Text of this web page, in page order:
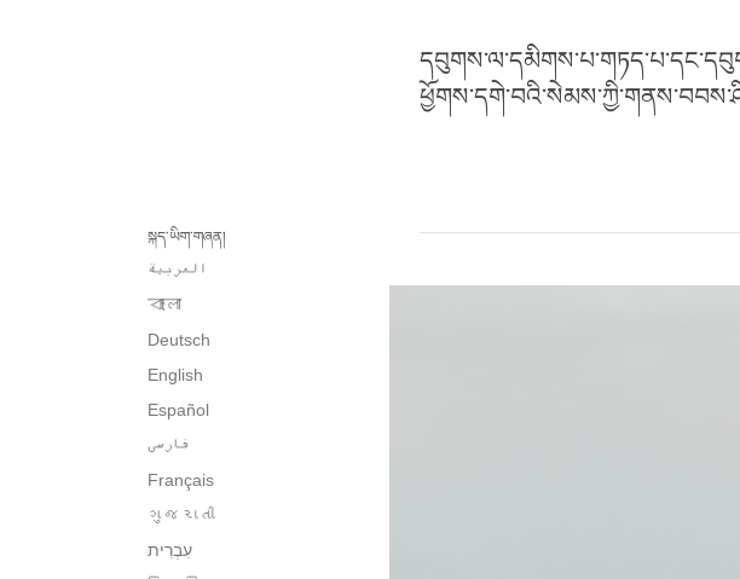
སྐད་ཡིག་གཞན།
العربية
বাংলা
Deutsch
English
Español
فارسی
Français
ગુજરાતી